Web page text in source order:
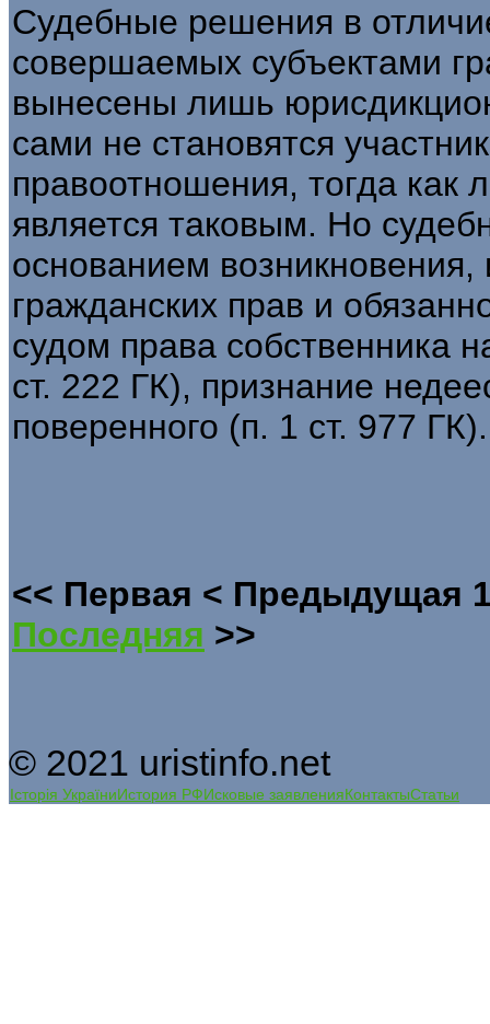
Судебные решения в
совершаемых субъектами
вынесены лишь
сами не становятся
правоотношения, тогда как
является таковым. Но
основанием
гражданских прав и
судом права собственника
ст. 222 ГК), признание
поверенного (п. 1 ст. 977 ГК).
<< Первая < Предыдущая
Последняя >>
© 2021 uristinfo.net
Історія УкраїниИстория РФИсковые заявленияКонтактыСтатьи